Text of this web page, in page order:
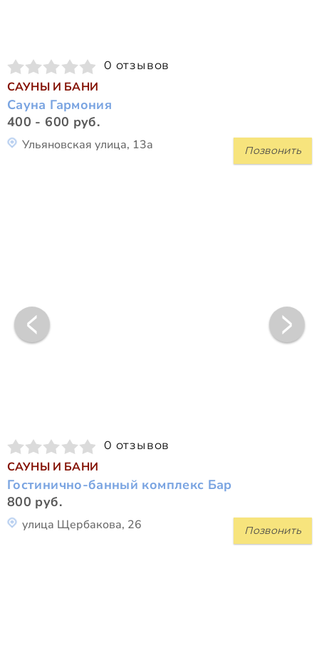
0 отзывов
САУНЫ И БАНИ
Сауна Гармония
400 - 600 руб.
Позвонить
Ульяновская улица, 13а
0 отзывов
САУНЫ И БАНИ
Гостинично-банный комплекс Бар
800 руб.
Позвонить
улица Щербакова, 26